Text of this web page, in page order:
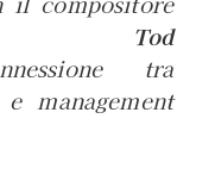
Tod
tra
management